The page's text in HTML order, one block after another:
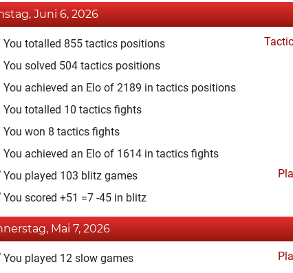
Juni 6, 2026
You totalled 855 tactics positions
You solved 504 tactics positions
You achieved an Elo of 2189 in tactics positions
You totalled 10 tactics fights
You won 8 tactics fights
You achieved an Elo of 1614 in tactics fights
You played 103 blitz games
You scored +51 =7 -45 in blitz
Mai 7, 2026
You played 12 slow games